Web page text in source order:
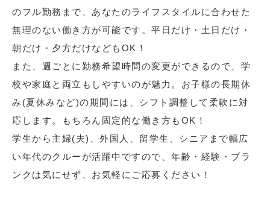
のフル勤務まで、あなたのライフスタイルに合わせた
無理のない働き方が可能です。平日だけ・土日だけ・
朝だけ・夕方だけなどもOK！
また、週ごとに勤務希望時間の変更ができるので、学
校や家庭と両立もしやすいのが魅力。お子様の長期休
み(夏休みなど)の期間には、シフト調整して柔軟に対
応します。もちろん固定的な働き方もOK！
学生から主婦(夫)、外国人、留学生、シニアまで幅広
い年代のクルーが活躍中ですので、年齢・経験・ブラ
ンクは気にせず、お気軽にご応募ください！